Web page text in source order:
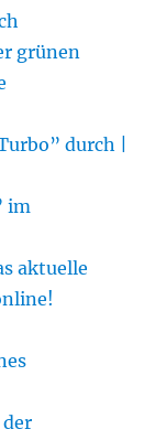
grünen
durch |
im
aktuelle